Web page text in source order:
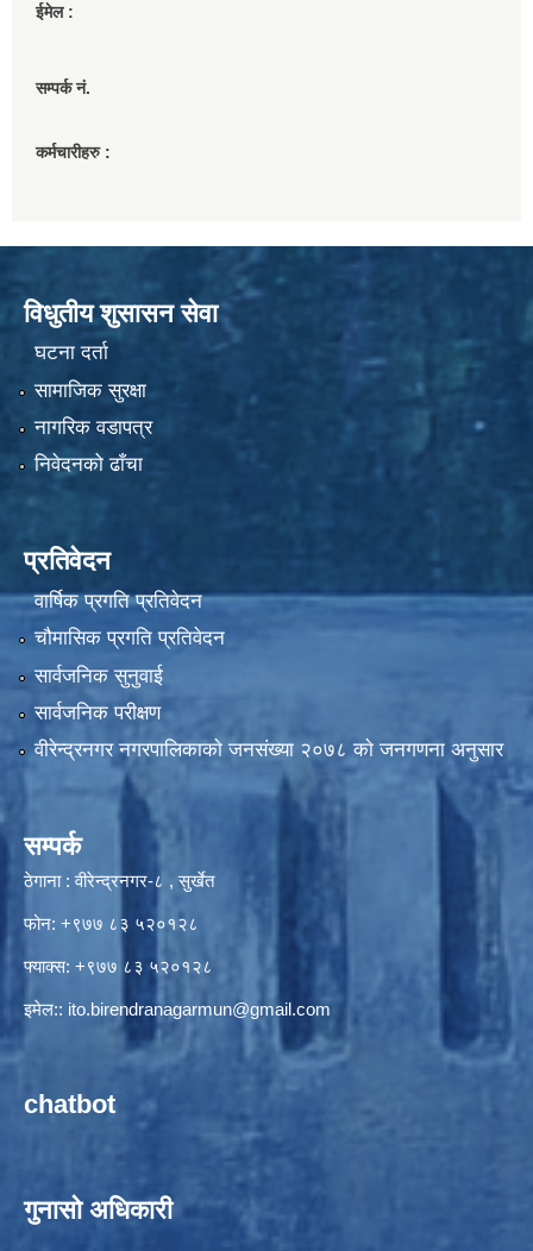
ईमेल :
सम्पर्क नं.
कर्मचारीहरु :
विधुतीय शुसासन सेवा
घटना दर्ता
सामाजिक सुरक्षा
नागरिक वडापत्र
निवेदनको ढाँचा
प्रतिवेदन
वार्षिक प्रगति प्रतिवेदन
चौमासिक प्रगति प्रतिवेदन
सार्वजनिक सुनुवाई
सार्वजनिक परीक्षण
वीरेन्द्रनगर नगरपालिकाकाे जनसंख्या २०७८ काे जनगणना अनुसार
सम्पर्क
ठेगाना : वीरेन्द्रनगर-८ , सुर्खेत
फोन: +९७७ ८३ ५२०१२८
फ्याक्स: +९७७ ८३ ५२०१२८
इमेल:: ito.birendranagarmun@gmail.com
chatbot
गुनासो अधिकारी